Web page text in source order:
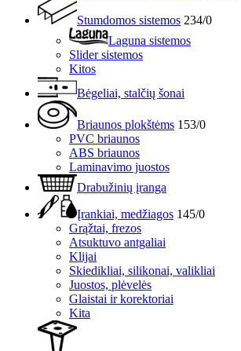
Stumdomos sistemos 234/0
Laguna sistemos
Slider sistemos
Kitos
Bėgeliai, stalčių šonai
Briaunos plokštėms 153/0
PVC briaunos
ABS briaunos
Laminavimo juostos
Drabužinių įranga
Įrankiai, medžiagos 145/0
Grąžtai, frezos
Atsuktuvo antgaliai
Klijai
Skiedikliai, silikonai, valikliai
Juostos, plėvelės
Glaistai ir korektoriai
Kita